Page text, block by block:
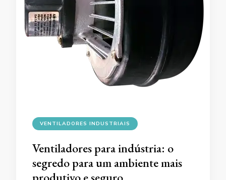
VENTILADORES INDUSTRIAIS
Ventiladores para indústria: o
segredo para um ambiente mais